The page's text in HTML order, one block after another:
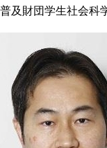
及財団学生社会科